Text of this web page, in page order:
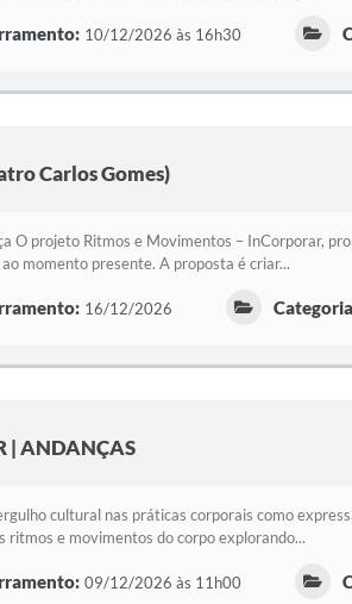
10/12/2026 às 16h30
Carlos Gomes)
O projeto Ritmos e Movimentos – InCorporar,
momento presente. A proposta é criar...
16/12/2026
| ANDANÇAS
cultural nas práticas corporais como
e movimentos do corpo explorando...
09/12/2026 às 11h00